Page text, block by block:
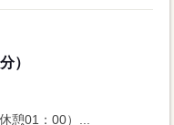
）
憩01：00）...